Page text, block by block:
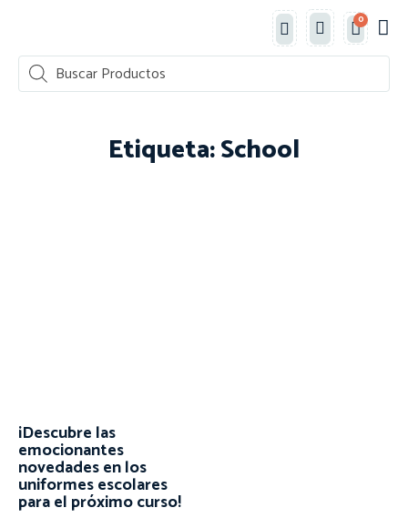
0
Etiqueta: School
¡Descubre las
emocionantes
novedades en los
uniformes escolares
para el próximo curso!